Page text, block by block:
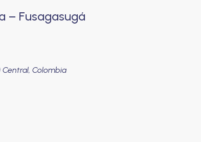
– Fusagasugá
Central, Colombia